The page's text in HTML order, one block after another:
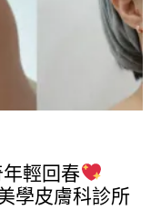
輕回春
學皮膚科診所